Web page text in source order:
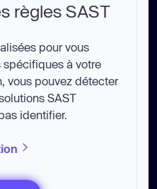
règles SAST
pour vous
spécifiques à votre
vous pouvez détecter
SAST
identifier.